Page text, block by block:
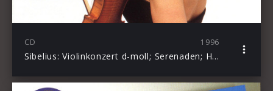
CD 1996
Sibelius: Violinkonzert d-moll; Serenaden; Humoreske